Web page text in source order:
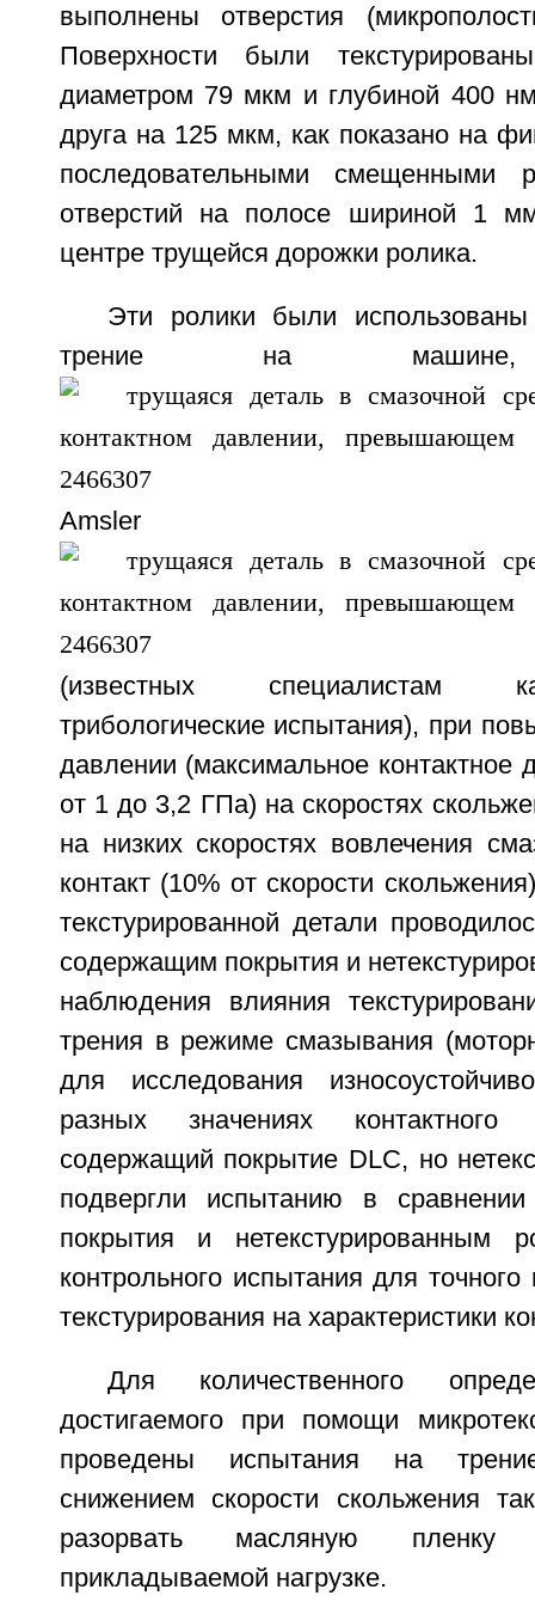
выполнены отверстия
Поверхности были
диаметром 79 мкм и глубиной 400
друга на 125 мкм, как показано на
последовательными
отверстий на полосе шириной 1
центре трущейся дорожки ролика.
Эти ролики были
трение на машине,
Amsler
(известных специалистам
трибологические испытания), при
давлении (максимальное контактное
от 1 до 3,2 ГПа) на скоростях
на низких скоростях вовлечения
контакт (10% от скорости
текстурированной детали
содержащим покрытия и
наблюдения влияния
трения в режиме смазывания
для исследования
разных значениях
содержащий покрытие DLC, но
подвергли испытанию в
покрытия и нетекстурированным
контрольного испытания для
текстурирования на характеристики
Для количественного
достигаемого при помощи
проведены испытания на
снижением скорости скольжения
разорвать масляную пленку
прикладываемой нагрузке.